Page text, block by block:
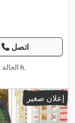
اتصل
الحالة: 589 h,
إعلان صغير